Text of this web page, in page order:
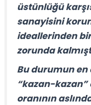
üstünlüğü
sanayisini
ideallerinden
zorunda
Bu durumun en
“kazan-kazan”
oranının